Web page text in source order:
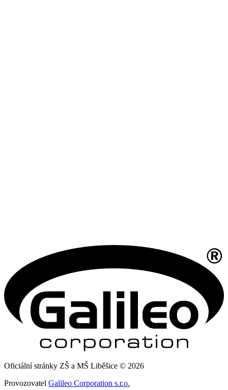
Oficiální stránky ZŠ a MŠ Liběšice © 2026
Provozovatel Galileo Corporation s.r.o.